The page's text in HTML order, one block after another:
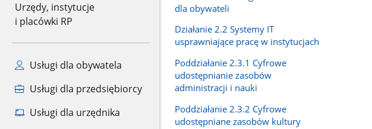
Urzędy, instytucje
i placówki RP
Usługi dla obywatela
Usługi dla przedsiębiorcy
Usługi dla urzędnika
dla obywateli
Działanie 2.2 Systemy IT
usprawniające pracę w instytucjach
Poddziałanie 2.3.1 Cyfrowe
udostępnianie zasobów
administracji i nauki
Poddziałanie 2.3.2 Cyfrowe
udostępniane zasobów kultury